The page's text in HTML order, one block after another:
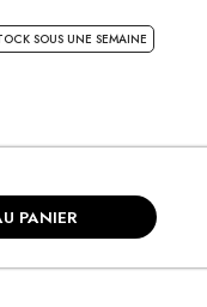
SOUS UNE SEMAINE
PANIER